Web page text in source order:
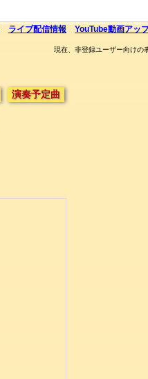
ライブ配信情報 YouTube動画アッ
現在、非登録ユーザー向けの
演奏予定曲